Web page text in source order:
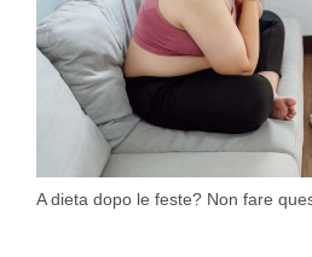
A dieta dopo le feste? Non fare